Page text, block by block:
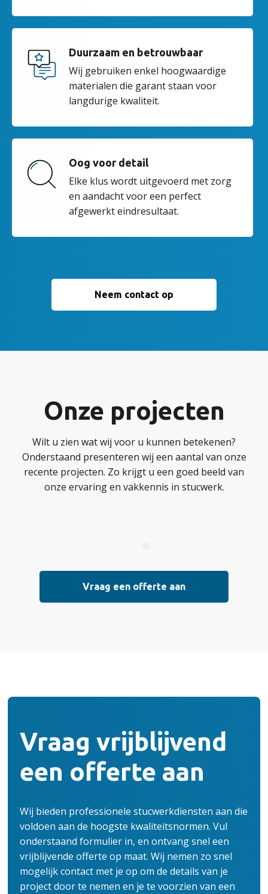
Duurzaam en betrouwbaar
Wij gebruiken enkel hoogwaardige
materialen die garant staan voor
langdurige kwaliteit.
Oog voor detail
Elke klus wordt uitgevoerd met zorg
en aandacht voor een perfect
afgewerkt eindresultaat.
Neem contact op
Onze projecten
Wilt u zien wat wij voor u kunnen betekenen?
Onderstaand presenteren wij een aantal van onze
recente projecten. Zo krijgt u een goed beeld van
onze ervaring en vakkennis in stucwerk.
Vraag een offerte aan
Vraag vrijblijvend
een offerte aan
Wij bieden professionele stucwerkdiensten aan die
voldoen aan de hoogste kwaliteitsnormen. Vul
onderstaand formulier in, en ontvang snel een
vrijblijvende offerte op maat. Wij nemen zo snel
mogelijk contact met je op om de details van je
project door te nemen en je te voorzien van een